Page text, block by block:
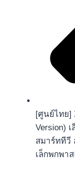
[ศูนย์ไทย]
Version)
สมาร์ททีวี
เล็กพกพา